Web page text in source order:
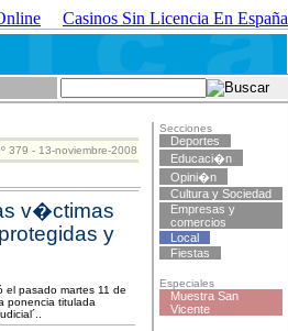
Casinos Sin Licencia En España
379 - 13-noviembre-2008
v�ctimas
y
el pasado martes 11 de
ponencia titulada
Secciones
Deportes
Educaci�n
Opini�n
Cultura y Sociedad
Empresas y
comercios
Local
Fiestas
Especiales
Muestra San
Vicente